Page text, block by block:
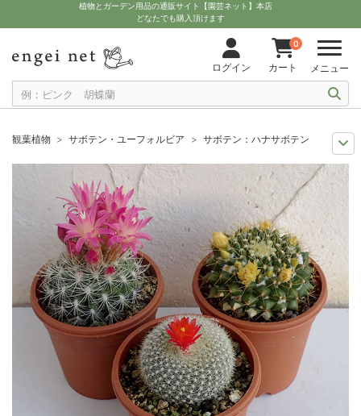
植物とガーデン用品の通販サイト【園芸ネット】本店
どなたでも購入頂けます
ログイン
0
カート メニュー
観葉植物 サボテン・ユーフォルビア
サボテン：ハナサボテン 品種ミッ
観葉植物特集
ポットサイズ別 3号～3.5号 サボテン：ハナサボテン 品